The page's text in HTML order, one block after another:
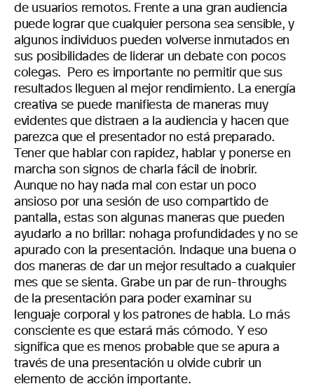
de usuarios remotos. Frente a una gran audiencia
puede lograr que cualquier persona sea sensible, y
algunos individuos pueden volverse inmutados en
sus posibilidades de liderar un debate con pocos
colegas.
Pero es importante no permitir que sus
resultados lleguen al mejor rendimiento. La energía
creativa se puede manifiesta de maneras muy
evidentes que distraen a la audiencia y hacen que
parezca que el presentador no está preparado.
Tener que hablar con rapidez, hablar y ponerse en
marcha son signos de charla fácil de inobrir.
Aunque no hay nada mal con estar un poco
ansioso por una sesión de uso compartido de
pantalla, estas son algunas maneras que pueden
ayudarlo a no brillar: no haga profundidades y no se
apurado con la presentación. Indaque una buena o
dos maneras de dar un mejor resultado a cualquier
mes que se sienta. Grabe un par de run-throughs
de la presentación para poder examinar su
lenguaje corporal y los patrones de habla. Lo más
consciente es que estará más cómodo. Y eso
significa que es menos probable que se apura a
través de una presentación u olvide cubrir un
elemento de acción importante.